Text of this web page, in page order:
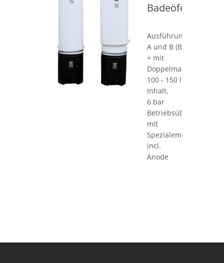
Badeöfen
Ausführungen
A und B (B
= mit
Doppelmantel),
100 - 150 l
Inhalt,
6 bar
Betriebsüberdruck,
mit
Spezialemaillierung
incl.
Anode